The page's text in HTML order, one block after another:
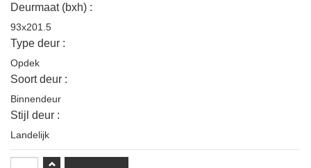
Deurmaat (bxh) :
93x201.5
Type deur :
Opdek
Soort deur :
Binnendeur
Stijl deur :
Landelijk